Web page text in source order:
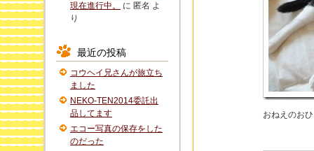
おねえのお
現在進行中。
に 匿名 よ
り
最近の投稿
コウヘイ兄さんが旅立ち
ました
NEKO-TEN2014委託出
品してます
エコー写真の保存をした
のだった